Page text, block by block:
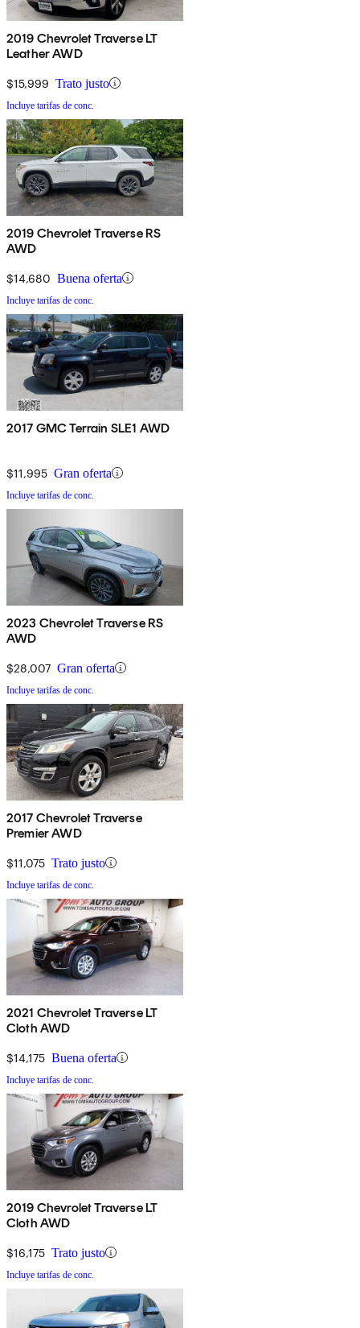
2019 Chevrolet Traverse LT
Leather AWD
$15,999 Trato justo
Incluye tarifas de conc.
2019 Chevrolet Traverse RS
AWD
$14,680 Buena oferta
Incluye tarifas de conc.
2017 GMC Terrain SLE1 AWD
$11,995 Gran oferta
Incluye tarifas de conc.
2023 Chevrolet Traverse RS
AWD
$28,007 Gran oferta
Incluye tarifas de conc.
2017 Chevrolet Traverse
Premier AWD
$11,075 Trato justo
Incluye tarifas de conc.
2021 Chevrolet Traverse LT
Cloth AWD
$14,175 Buena oferta
Incluye tarifas de conc.
2019 Chevrolet Traverse LT
Cloth AWD
$16,175 Trato justo
Incluye tarifas de conc.